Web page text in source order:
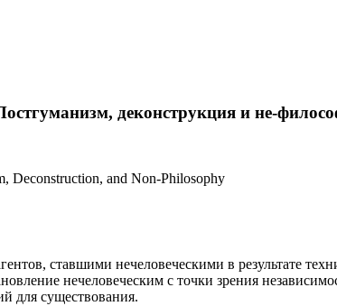
деконструкция и не-
Deconstruction, and Non-Philosophy
став­ши­ми нече­ло­ве­че­ски­ми в резуль­та­те
нече­ло­ве­че­ским с точ­ки зре­ния
для существования.